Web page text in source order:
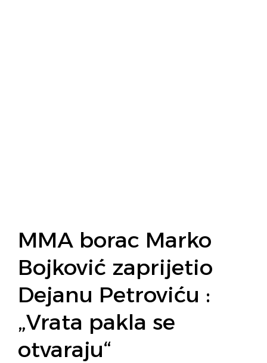
MMA borac Marko
Bojković zaprijetio
Dejanu Petroviću :
„Vrata pakla se
otvaraju“